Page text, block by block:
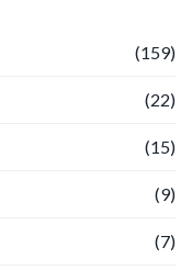
(159)
(22)
(15)
(9)
(7)